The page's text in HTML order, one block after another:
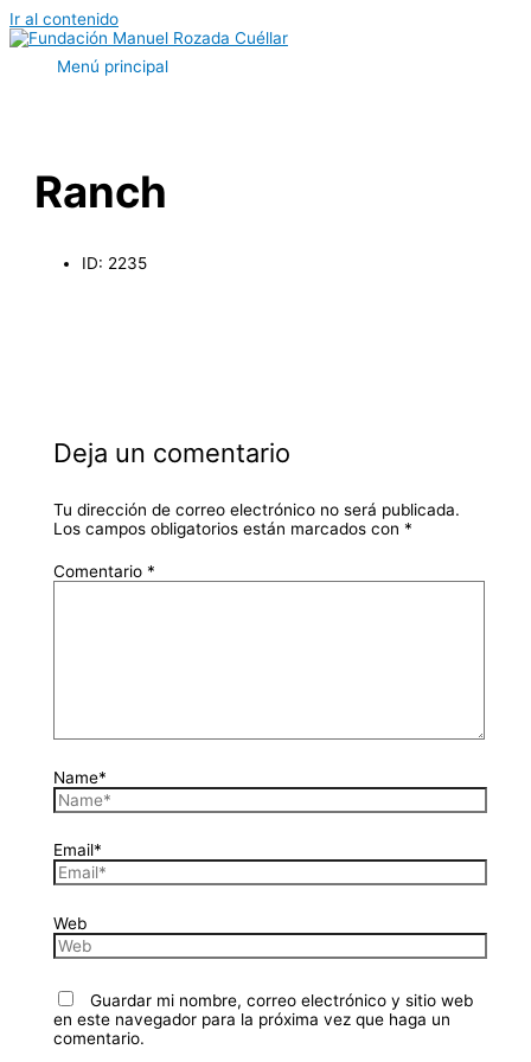
Ir al contenido
Menú principal
Ranch
ID: 2235
Deja un comentario
Tu dirección de correo electrónico no será publicada.
Los campos obligatorios están marcados con *
Comentario *
Name*
Email*
Web
Guardar mi nombre, correo electrónico y sitio web
en este navegador para la próxima vez que haga un
comentario.